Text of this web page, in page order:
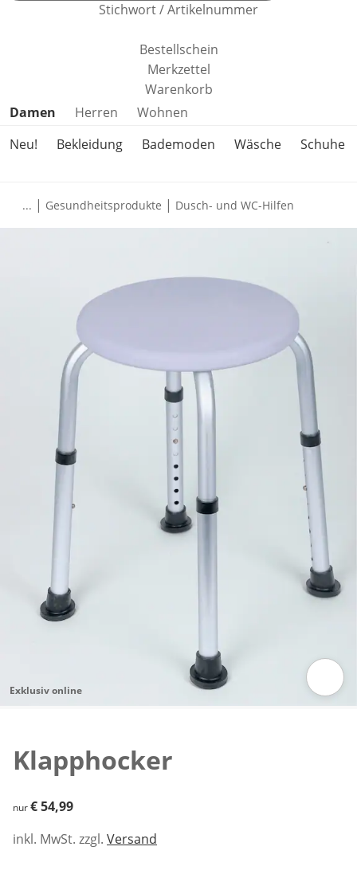
Stichwort / Artikelnummer
Bestellschein
Merkzettel
Warenkorb
Produktkategorien überspringen
Damen Herren
Wohnen
Neu!
Bekleidung Bademoden Wäsche Schuhe
... | Gesundheitsprodukte | Dusch- und WC-Hilfen
Exklusiv online
Klapphocker
€ 54,99
nur€ 54,99
inkl. MwSt. zzgl. Versand